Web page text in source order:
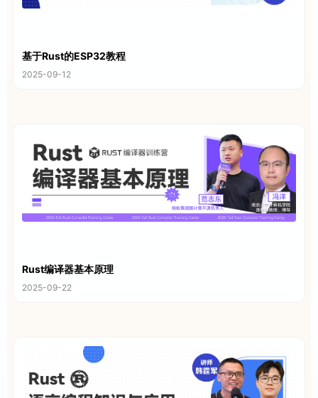
基于Rust的ESP32教程
2025-09-12
Rust编译器基本原理
2025-09-22